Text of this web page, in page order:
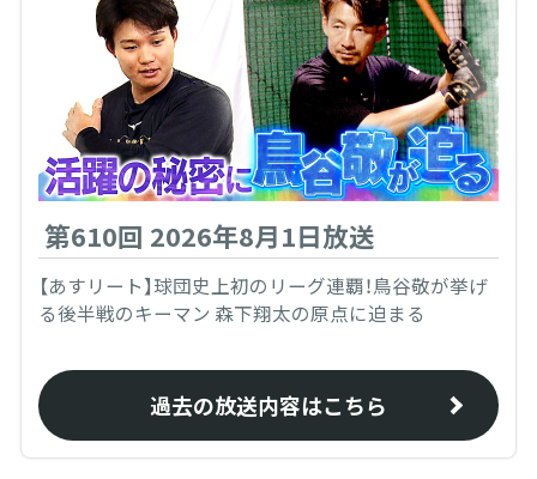
第610回 2026年8月1日放送
【あすリート】球団史上初のリーグ連覇！鳥谷敬が挙げ
る後半戦のキーマン 森下翔太の原点に迫まる
過去の放送内容はこちら